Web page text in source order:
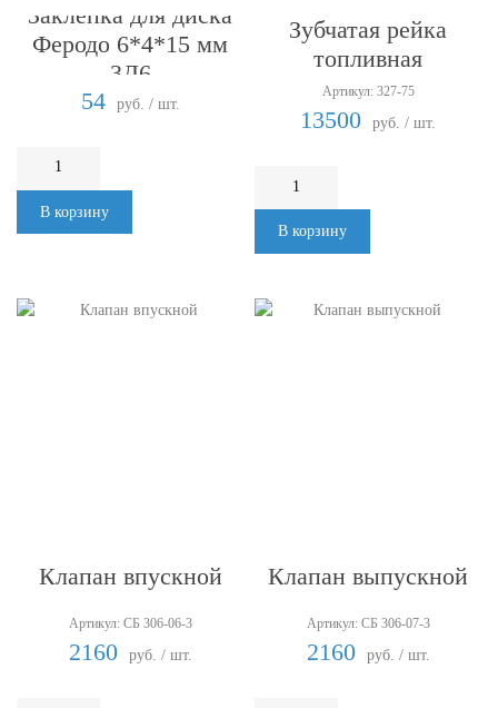
Заклепка для диска
Феродо 6*4*15 мм
3Д6
54
руб. / шт.
В корзину
Зубчатая рейка
топливная
Артикул: 327-75
13500 руб. / шт.
В корзину
Клапан впускной
Артикул: СБ 306-06-3
2160 руб. / шт.
Клапан выпускной
Артикул: СБ 306-07-3
2160 руб. / шт.